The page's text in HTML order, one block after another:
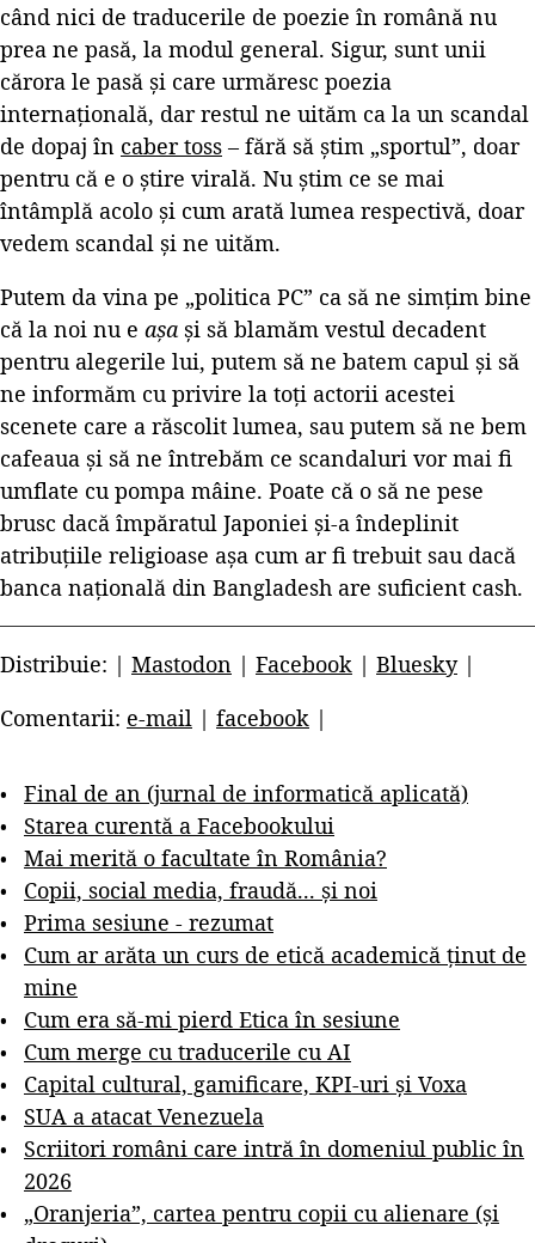
când nici de traducerile de poezie în română nu
prea ne pasă, la modul general. Sigur, sunt unii
cărora le pasă și care urmăresc poezia
internațională, dar restul ne uităm ca la un scandal
de dopaj în caber toss – fără să știm „sportul”, doar
pentru că e o știre virală. Nu știm ce se mai
întâmplă acolo și cum arată lumea respectivă, doar
vedem scandal și ne uităm.
Putem da vina pe „politica PC” ca să ne simțim bine
că la noi nu e așa și să blamăm vestul decadent
pentru alegerile lui, putem să ne batem capul și să
ne informăm cu privire la toți actorii acestei
scenete care a răscolit lumea, sau putem să ne bem
cafeaua și să ne întrebăm ce scandaluri vor mai fi
umflate cu pompa mâine. Poate că o să ne pese
brusc dacă împăratul Japoniei și-a îndeplinit
atribuțiile religioase așa cum ar fi trebuit sau dacă
banca națională din Bangladesh are suficient cash.
Distribuie: | Mastodon | Facebook | Bluesky|
Comentarii: e-mail | facebook |
Final de an (jurnal de informatică aplicată)
Starea curentă a Facebookului
Mai merită o facultate în România?
Copii, social media, fraudă... și noi
Prima sesiune - rezumat
Cum ar arăta un curs de etică academică ținut de
mine
Cum era să-mi pierd Etica în sesiune
Cum merge cu traducerile cu AI
Capital cultural, gamificare, KPI-uri și Voxa
SUA a atacat Venezuela
Scriitori români care intră în domeniul public în
2026
„Oranjeria”, cartea pentru copii cu alienare (și